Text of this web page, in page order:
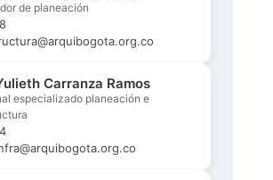
de planeación
Carranza Ramos
especializado planeación e